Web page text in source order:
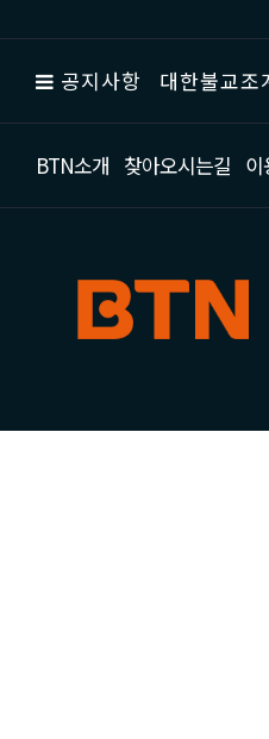
공지사항 대한불교
BTN소개 찾아오시는길